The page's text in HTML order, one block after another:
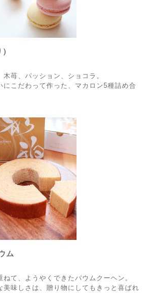
苺、パッション、ショコラ。
にこだわって作った、マカロン5種詰め合
ム
て、ようやくできたバウムクーヘン。
美味しさは、贈り物にしてもきっと喜ばれ